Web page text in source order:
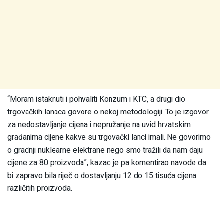
“Moram istaknuti i pohvaliti Konzum i KTC, a drugi dio
trgovačkih lanaca govore o nekoj metodologiji. To je izgovor
za nedostavljanje cijena i nepružanje na uvid hrvatskim
građanima cijene kakve su trgovački lanci imali. Ne govorimo
o gradnji nuklearne elektrane nego smo tražili da nam daju
cijene za 80 proizvoda”, kazao je pa komentirao navode da
bi zapravo bila riječ o dostavljanju 12 do 15 tisuća cijena
različitih proizvoda.